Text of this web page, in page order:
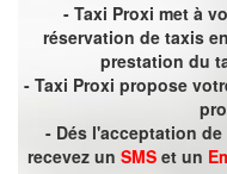
- Taxi Proxi met à
réservation de taxis
prestation du
- Taxi Proxi propose
- Dés l'acceptation
recevez un SMSet un